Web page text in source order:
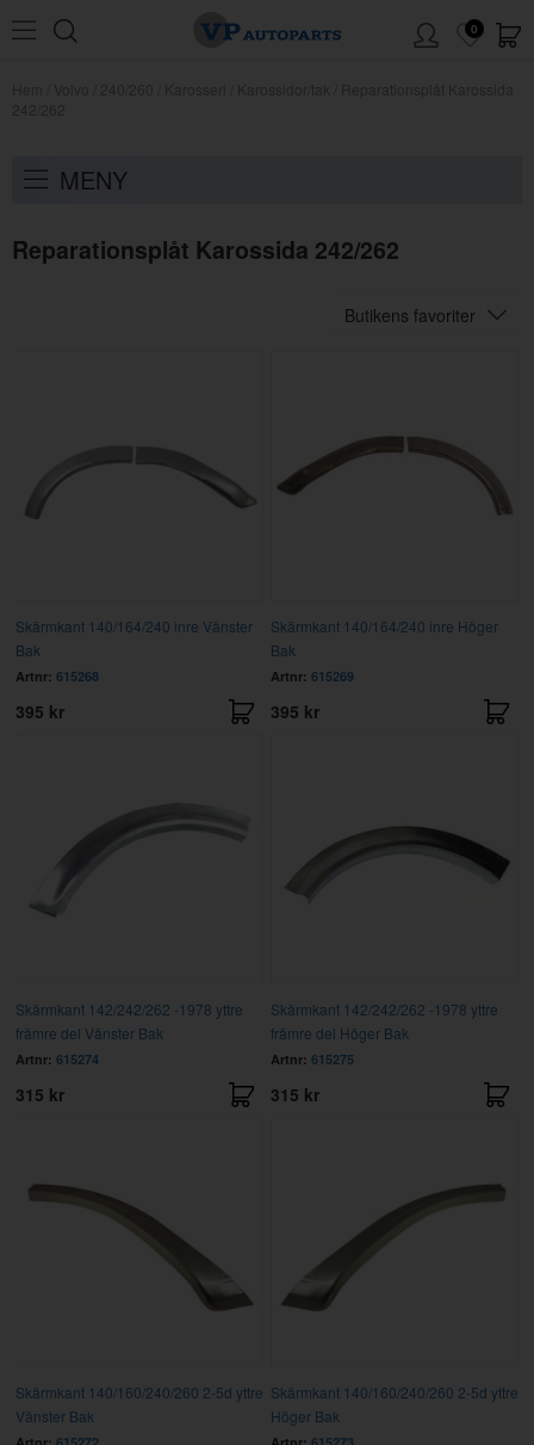
0
MENY
Reparationsplåt Karossida 242/262
Butikens favoriter
Skärmkant 140/164/240 inre Vänster
Bak
Artnr: 615268
395 kr
Skärmkant 140/164/240 inre Höger
Bak
Artnr: 615269
395 kr
Skärmkant 142/242/262 -1978 yttre
främre del Vänster Bak
Artnr: 615274
315 kr
Skärmkant 142/242/262 -1978 yttre
främre del Höger Bak
Artnr: 615275
315 kr
Skärmkant 140/160/240/260 2-5d yttre
Vänster Bak
Skärmkant 140/160/240/260 2-5d yttre
Höger Bak